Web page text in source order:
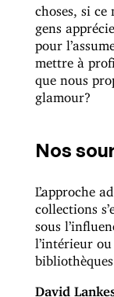
choses, si ce
gens
pour
mettre à
que nous
glamour?
Nos
L’approche
collections
sous
l’intérieur ou
bibliothèques.
David